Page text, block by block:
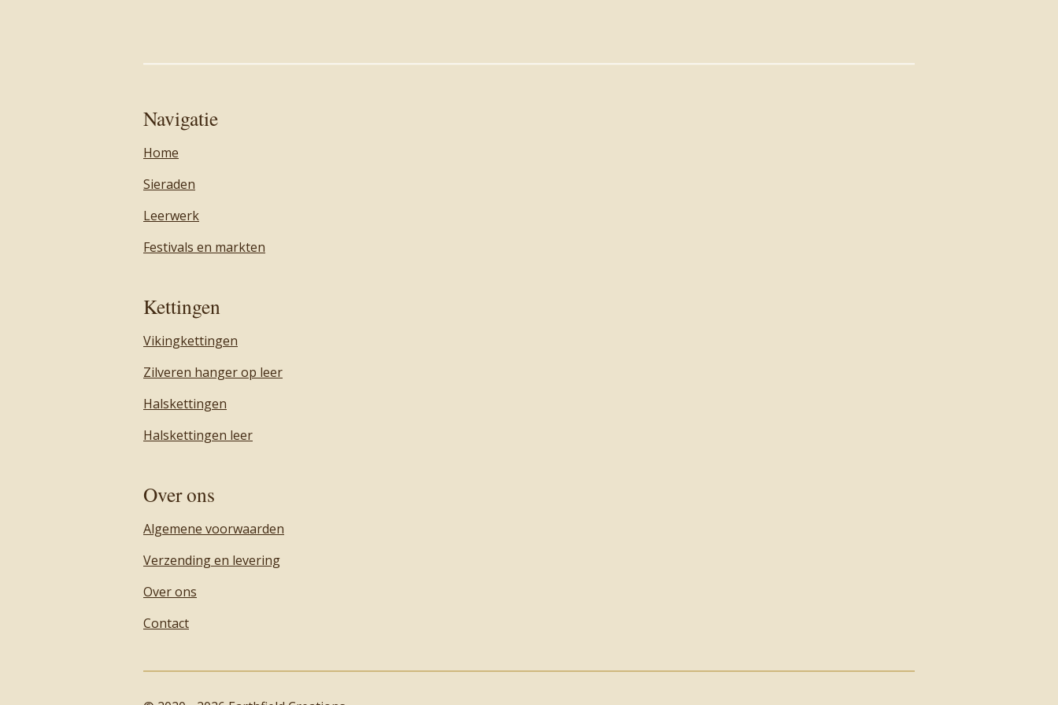
Navigatie
Home
Sieraden
Leerwerk
Festivals en markten
Kettingen
Vikingkettingen
Zilveren hanger op leer
Halskettingen
Halskettingen leer
Over ons
Algemene voorwaarden
Verzending en levering
Over ons
Contact